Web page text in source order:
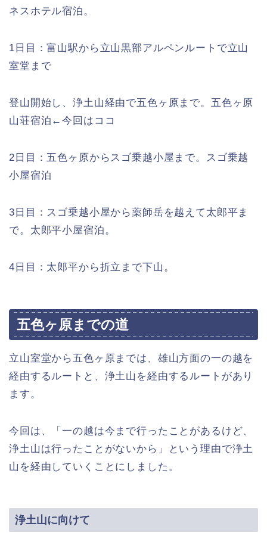
ネスホテル宿泊。
1日目：富山駅から立山黒部アルペンルートで立山
室堂まで
登山開始し、浄土山経由で五色ヶ原まで。五色ヶ原
山荘宿泊←今回はココ
2日目：五色ヶ原からスゴ乗越小屋まで。スゴ乗越
小屋宿泊
3日目：スゴ乗越小屋から薬師岳を越えて太郎平ま
で。太郎平小屋宿泊。
4日目：太郎平から折立まで下山。
五色ヶ原までの道
立山室堂から五色ヶ原までは、雄山方面の一の越を
経由するルートと、浄土山を経由するルートがあり
ます。
今回は、「一の越は今まで行ったことがあるけど、
浄土山は行ったことがないから」という理由で浄土
山を経由していくことにしました。
浄土山に向けて